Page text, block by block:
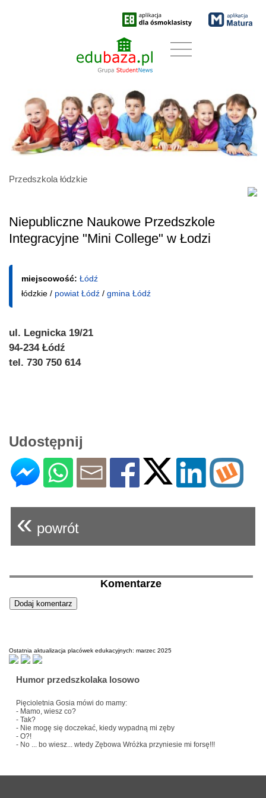
Humor przedszkolaka losowo
Pięcioletnia Gosia mówi do mamy:
- Mamo, wiesz co?
- Tak?
- Nie mogę się doczekać, kiedy wypadną mi zęby
- O?!
- No ... bo wiesz... wtedy Zębowa Wróżka przyniesie mi forsę!!!
Przedszkola łódzkie
Niepubliczne Naukowe Przedszkole
Integracyjne "Mini College" w Łodzi
miejscowość: Łódź
łódzkie / powiat Łódź / gmina Łódź
ul. Legnicka 19/21
94-234 Łódź
tel. 730 750 614
Udostępnij
« powrót
Komentarze
Ostatnia aktualizacja placówek edukacyjnych: marzec 2025